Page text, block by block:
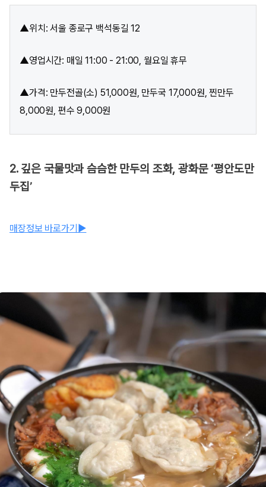
▲위치: 서울 종로구 백석동길 12
▲영업시간: 매일 11:00 - 21:00, 월요일 휴무
▲가격: 만두전골(소) 51,000원, 만두국 17,000원, 찐만두
8,000원, 편수 9,000원
2. 깊은 국물맛과 슴슴한 만두의 조화, 광화문 ‘평안도만
두집’
매장정보 바로가기▶